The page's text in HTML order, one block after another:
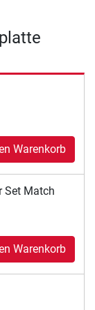
Warenkorb
Set Match
Warenkorb